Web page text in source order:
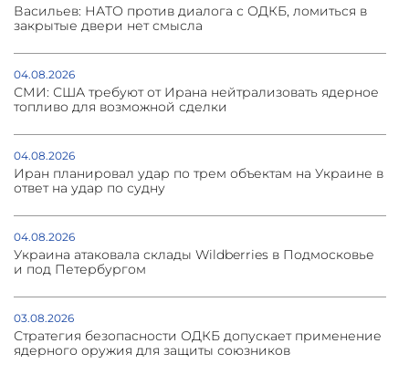
Васильев: НАТО против диалога с ОДКБ, ломиться в
закрытые двери нет смысла
04.08.2026
СМИ: США требуют от Ирана нейтрализовать ядерное
топливо для возможной сделки
04.08.2026
Иран планировал удар по трем объектам на Украине в
ответ на удар по судну
04.08.2026
Украина атаковала склады Wildberries в Подмосковье
и под Петербургом
03.08.2026
Стратегия безопасности ОДКБ допускает применение
ядерного оружия для защиты союзников